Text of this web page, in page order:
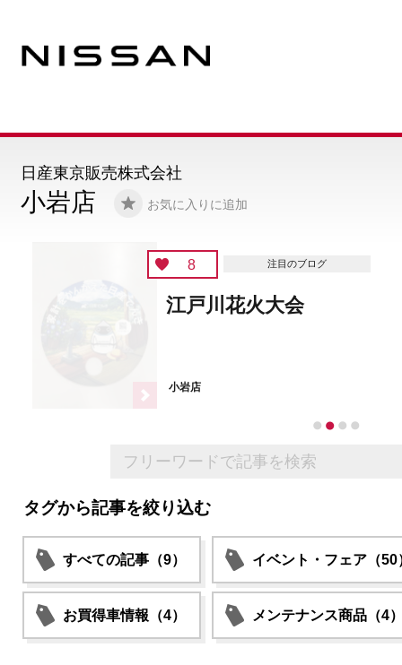
小岩店 お気に入りに追加
日産東京販売株式会社
注目のブログ
江戸川花火大会
小岩店
タグから記事を絞り込む
すべての記事（9） イベント・フェア（50
お買得車情報（4） メンテナンス商品（4